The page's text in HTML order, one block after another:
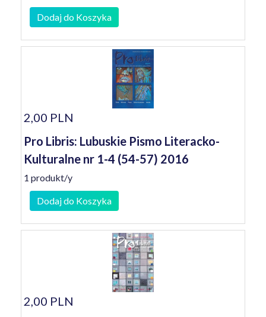
Dodaj do Koszyka
2,00 PLN
Pro Libris: Lubuskie Pismo Literacko-
Kulturalne nr 1-4 (54-57) 2016
1 produkt/y
Dodaj do Koszyka
2,00 PLN